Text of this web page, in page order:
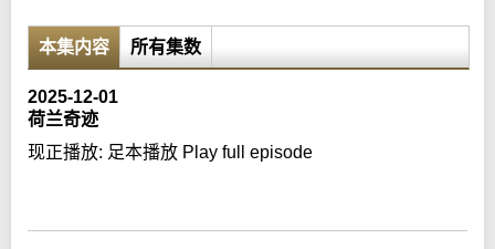
本集内容 所有集数
2025-12-01
荷兰奇迹
现正播放: 足本播放 Play full episode